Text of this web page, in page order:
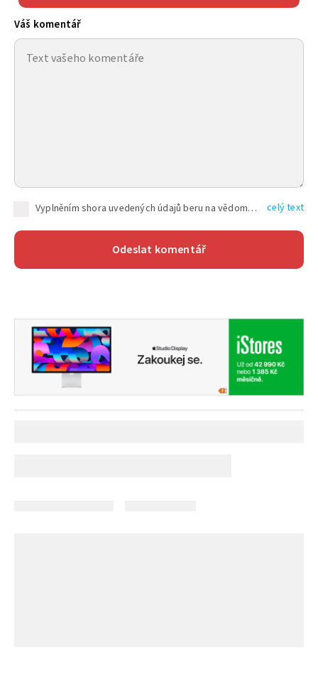
Váš komentář
Vyplněním shora uvedených údajů beru na vědomí, že společnost TEXT FACTORY s.r.o., sídlem Brno, Durďákova 336/29, Černá Pole, PSČ: 613 00, IČ: 06157831, zapsané u Krajského soudu v Brně, oddíl C, vložka 100399, bude zpracovávat mé osobní údaje uvedené v rámci mnou vyplněného registračního formuláře na základě oprávněných zájmů TEXT FACTORY s.r.o. dle čl. 6 odst. 1 písm. f) GDPR a pro splnění právních povinností (čl. 6 odst. 1 písm. c) GDPR), a to pro tyto účely: nezbytnost zajistit oprávnění návštěvníka webových stránek provozovaných společností TEXT FACTORY s.r.o. přispívat aktivně ke zveřejněným článkům nebo v rámci diskusních fór a výkon práv TEXT FACTORY s.r.o. jako administrátora těchto diskusních fór. Více informací o zpracování osobních údajů a právech lze nalézt v celý text